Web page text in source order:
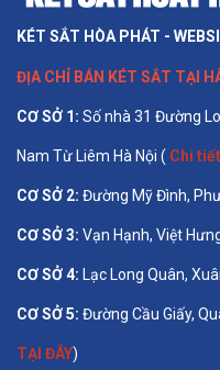
KÉT SẮT HÒA PHÁT -
ĐỊA CHỈ BÁN KÉT SẮT TẠI
CƠ SỞ 1: Số nhà 31 Đường
Nam Từ Liêm Hà Nội ( Chi tiết
CƠ SỞ 2: Đường Mỹ Đình,
CƠ SỞ 3: Vạn Hạnh, Việt
CƠ SỞ 4: Lạc Long Quân,
CƠ SỞ 5: Đường Cầu Giấy,
TẠI ĐÂY)